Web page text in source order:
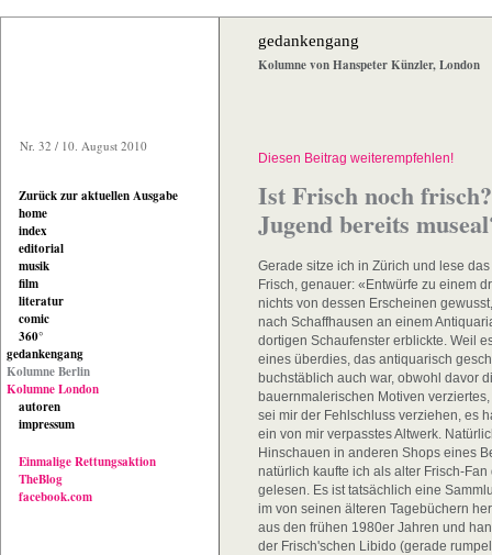
Nr. 32 / 10. August 2010
Zurück zur aktuellen Ausgabe
home
index
editorial
musik
film
literatur
comic
360°
gedankengang
Kolumne Berlin
Kolumne London
autoren
impressum
Einmalige Rettungsaktion
TheBlog
facebook.com
gedankengang
Kolumne von Hanspeter Künzler, London
Diesen Beitrag weiterempfehlen!
Ist Frisch noch
Jugend bereits
Gerade sitze ich in Zürich und lese
Frisch, genauer: «Entwürfe zu einem
nichts von dessen Erscheinen
nach Schaffhausen an einem
dortigen Schaufenster erblickte. Weil
eines überdies, das antiquarisch
buchstäblich auch war, obwohl davor
bauernmalerischen Motiven
sei mir der Fehlschluss verziehen, es
ein von mir verpasstes Altwerk.
Hinschauen in anderen Shops eines
natürlich kaufte ich als alter Frisch-
gelesen. Es ist tatsächlich eine
im von seinen älteren Tagebüchern
aus den frühen 1980er Jahren und
der Frisch'schen Libido (gerade